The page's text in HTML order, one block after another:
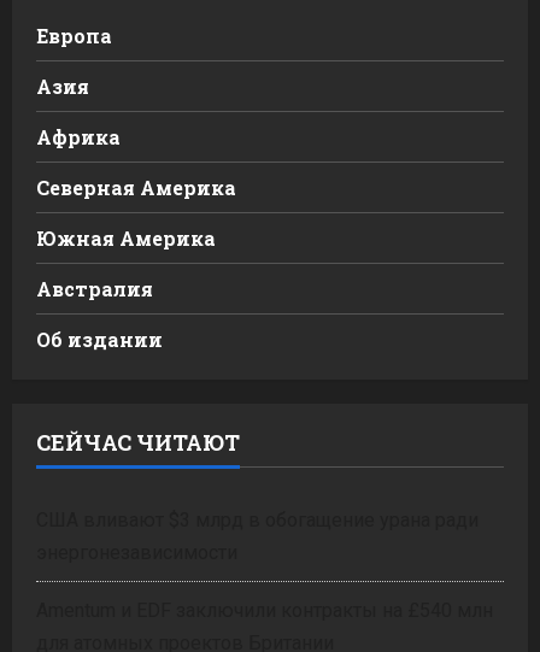
Европа
Азия
Африка
Северная Америка
Южная Америка
Австралия
Об издании
СЕЙЧАС ЧИТАЮТ